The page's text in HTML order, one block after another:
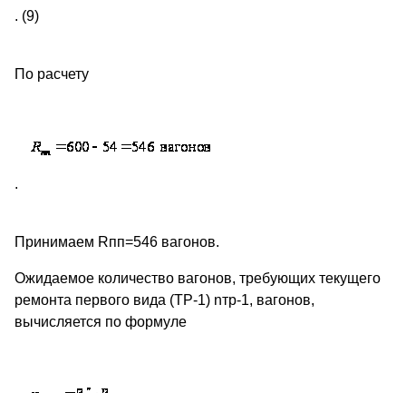
. (9)
По расчету
.
Принимаем Rпп=546 вагонов.
Ожидаемое количество вагонов, требующих текущего
ремонта первого вида (ТР-1) nтр-1, вагонов,
вычисляется по формуле